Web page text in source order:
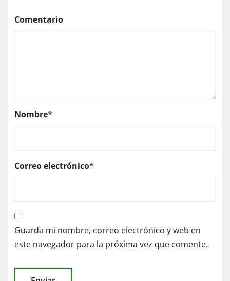
Comentario
Nombre*
Correo electrónico*
Guarda mi nombre, correo electrónico y web en
este navegador para la próxima vez que comente.